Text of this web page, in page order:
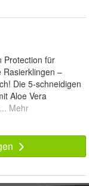
Protection für
Rasierklingen –
Die 5-schneidigen
Aloe Vera
... Mehr